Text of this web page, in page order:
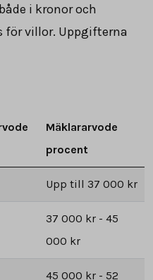
i kronor och
för villor. Uppgifterna
Mäklararvode
procent
Upp till 37 000 kr
37 000 kr - 45
000 kr
45 000 kr - 52